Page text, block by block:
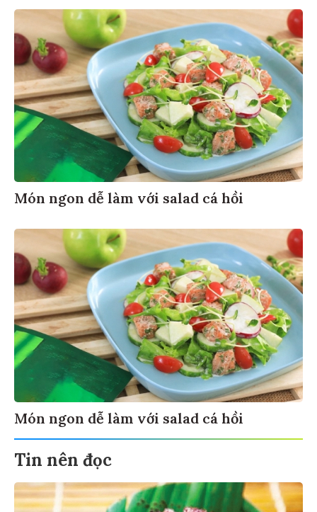
Món ngon dễ làm với salad cá hồi
Món ngon dễ làm với salad cá hồi
Tin nên đọc